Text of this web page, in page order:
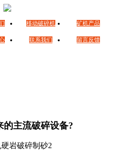
移动破碎机 矿机产品
联系我们 留言反馈
的主流破碎设备?